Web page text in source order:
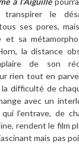
transpirer le
ses pores,
et sa
la distance
de son
rien tout en
difficulté de
avec un
l’entrave, de
rendent le film
mais pas